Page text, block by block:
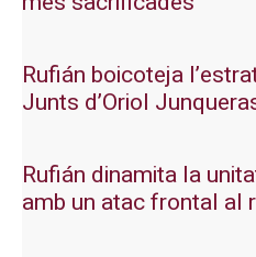
Rufián boicoteja
Junts d’Oriol
Rufián dinamita la
amb un atac frontal al